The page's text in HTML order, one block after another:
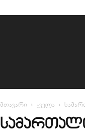
მთავარი ყველა